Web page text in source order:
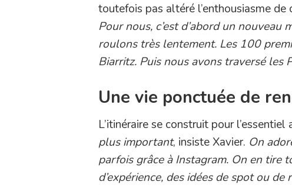
toutefois pas altéré l’enthousiasme de
Pour nous, c’est d’abord un nouveau
roulons très lentement. Les 100
Biarritz. Puis nous avons traversé les
Une vie ponctuée de
L’itinéraire se construit pour
plus important, insiste Xavier. On
parfois grâce à Instagram. On en tire
d’expérience, des idées de spot ou